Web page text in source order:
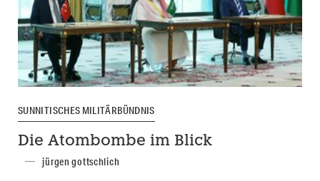
SUNNITISCHES MILITÄRBÜNDNIS
Die Atombombe im Blick
jürgen gottschlich